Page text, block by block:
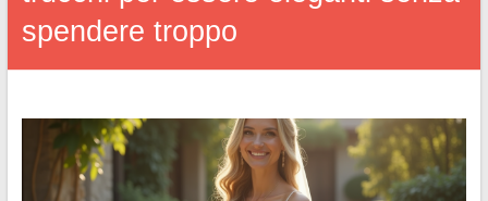
spendere troppo